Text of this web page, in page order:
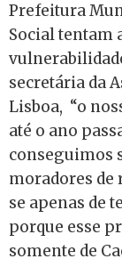
Prefeitura
Social tentam
secretária da
Lisboa, “o
até o ano
conseguimos
moradores de
se apenas de
porque esse
somente de